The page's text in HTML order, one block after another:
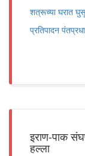
शत्रूच्या घरात
प्रतिपादन
इराण-पाक
हल्ला